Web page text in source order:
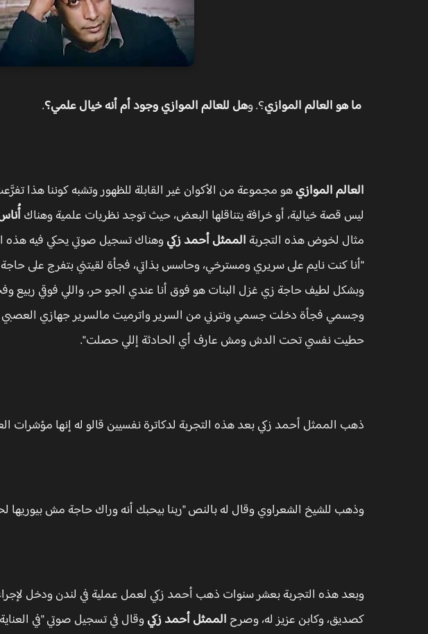
ما هو العالم الموازي؟. وهل للعالم الموازي وجود أم أنه خيال علمي؟.
العالم الموازيهو مجموعة من الأكوان غير القابلة للظهور وتشبه كوننا هذا
ليس قصة خيالية، أو خرافة يتناقلها البعض، حيث توجد نظريات علمية وهناك
مثال لخوض هذه التجربة الممثل أحمد زكيوهناك تسجيل صوتي يحكي فيه هذه
"أنا كنت نايم على سريري ومسترخي، وحاسس بذاتي، فجأة لقيتني بتفرج على
وبشكل لطيف حاجة زي غزل البنات هو فوق أنا عندي الجو حر، واللي فوقي ربيع
وجسمي فجأة دخلت جسمي ونترني من السرير واترميت مالسرير جهازي
حطيت نفسي تحت الدش ومش عارف أي الحادثة إللي حصلت".
ذهب الممثل أحمد زكي بعد هذه التجربة لدكاترة نفسيين قالو له إنها مؤشرات
وذهب للشيخ الشعراوي وقال له بالنص "ربنا بيحبك أنه وراك حاجة مش بيوريها
وبعد هذه التجربة بعشر سنوات ذهب أحمد زكي لعمل عملية في لندن ودخل
كصديق، وكابن عزيز له، وصرح الممثل أحمد زكيوقال في تسجيل صوتي "في